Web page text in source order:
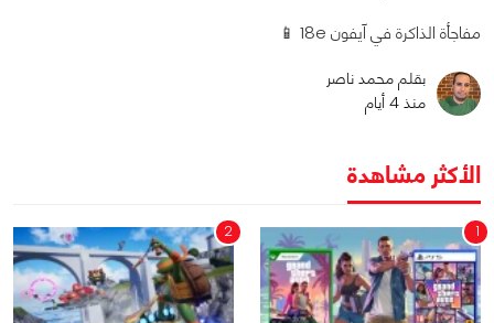
مفاجأة الذاكرة في آيفون 18e 📱
بقلم محمد ناصر
منذ 4 أيام
الأكثر مشاهدة
1
2